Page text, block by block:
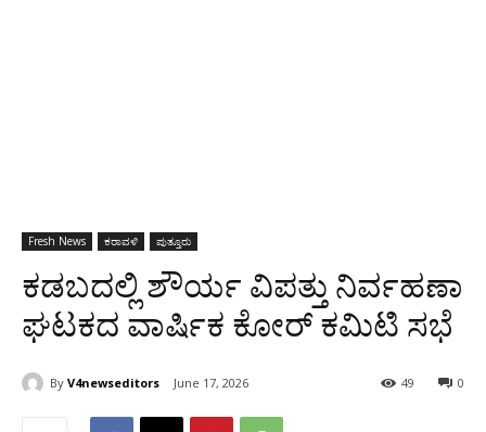
Fresh News ಕರಾವಳಿ ಪುತ್ತೂರು
ಕಡಬದಲ್ಲಿ ಶೌರ್ಯ ವಿಪತ್ತು ನಿರ್ವಹಣಾ
ಘಟಕದ ವಾರ್ಷಿಕ ಕೋರ್ ಕಮಿಟಿ ಸಭೆ
By V4newseditors June 17, 2026 0
49